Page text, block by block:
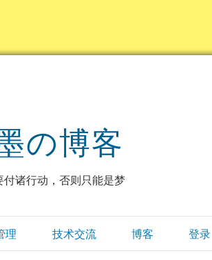
の博客
付诸行动，否则只能是梦
理 技术交流 博客 登录